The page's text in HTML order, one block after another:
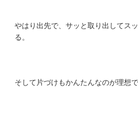
やはり出先で、サッと取り出してス
る。
そして片づけもかんたんなのが理想で